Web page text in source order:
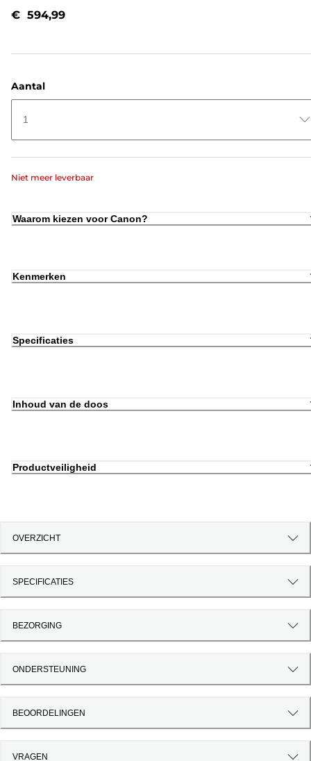
€ 594,99
Aantal
1
Niet meer leverbaar
Waarom kiezen voor Canon?
Kenmerken
Specificaties
Inhoud van de doos
Productveiligheid
OVERZICHT
SPECIFICATIES
BEZORGING
ONDERSTEUNING
BEOORDELINGEN
VRAGEN